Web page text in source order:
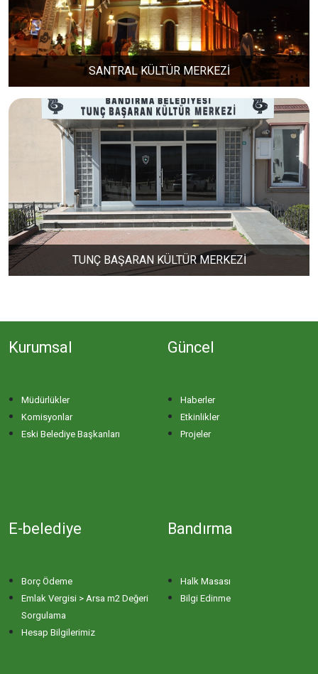
ERGİLİ MAHALLESİ
ERİKLİ MAHALLESİ
GÖLYAKA MAHALLESİ
GÜNAYDIN MAHALLESİ
HACI YUSUF MAHALLESİ
HAYDAR ÇAVUŞ MAHALLESİ
İHSANİYE MAHALLESİ
KİRAZLI MAHALLESİ
MAHBUBELER MAHALLESİ
MİSAKÇA MAHALLESİ
SANTRAL KÜLTÜR MERKEZİ
TUNÇ BAŞARAN KÜLTÜR MERKEZİ
Kurumsal
Müdürlükler
Komisyonlar
Eski Belediye Başkanları
Güncel
Haberler
Etkinlikler
Projeler
E-belediye
Borç Ödeme
Emlak Vergisi > Arsa m2 Değeri
Sorgulama
Hesap Bilgilerimiz
Bandırma
Halk Masası
Bilgi Edinme